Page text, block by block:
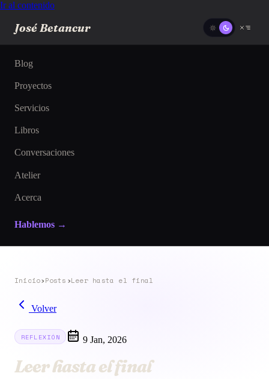
Ir al contenido
José Betancur
Blog
Proyectos
Servicios
Libros
Conversaciones
Atelier
Acerca
Hablemos →
Inicio›Posts ›Leer hasta el final
Volver
REFLEXIÓN 9 Jan, 2026
Leer hasta el final